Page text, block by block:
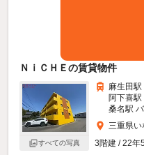
ＮｉＣＨＥの賃貸物件
すべての写真
麻生田駅
阿下喜駅
桑名駅
三重県い
3階建 / 22年